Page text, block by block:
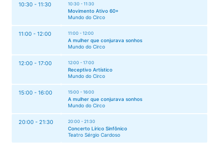
10:30 - 11:30 10:30 - 11:30
Movimento Ativo 60+
Mundo do Circo
11:00 - 12:00 11:00 - 12:00
A mulher que conjurava sonhos
Mundo do Circo
12:00 - 17:00 12:00 - 17:00
Receptivo Artístico
Mundo do Circo
15:00 - 16:00 15:00 - 16:00
A mulher que conjurava sonhos
Mundo do Circo
20:00 - 21:30 20:00 - 21:30
Concerto Lírico Sinfônico
Teatro Sérgio Cardoso